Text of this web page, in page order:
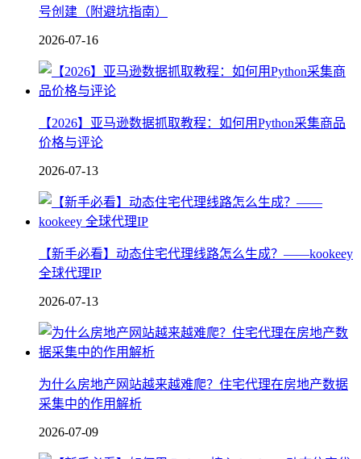
号创建（附避坑指南）
2026-07-16
【2026】亚马逊数据抓取教程：如何用Python采集商品
价格与评论
2026-07-13
【新手必看】动态住宅代理线路怎么生成？——kookeey
全球代理IP
2026-07-13
为什么房地产网站越来越难爬？住宅代理在房地产数据
采集中的作用解析
2026-07-09